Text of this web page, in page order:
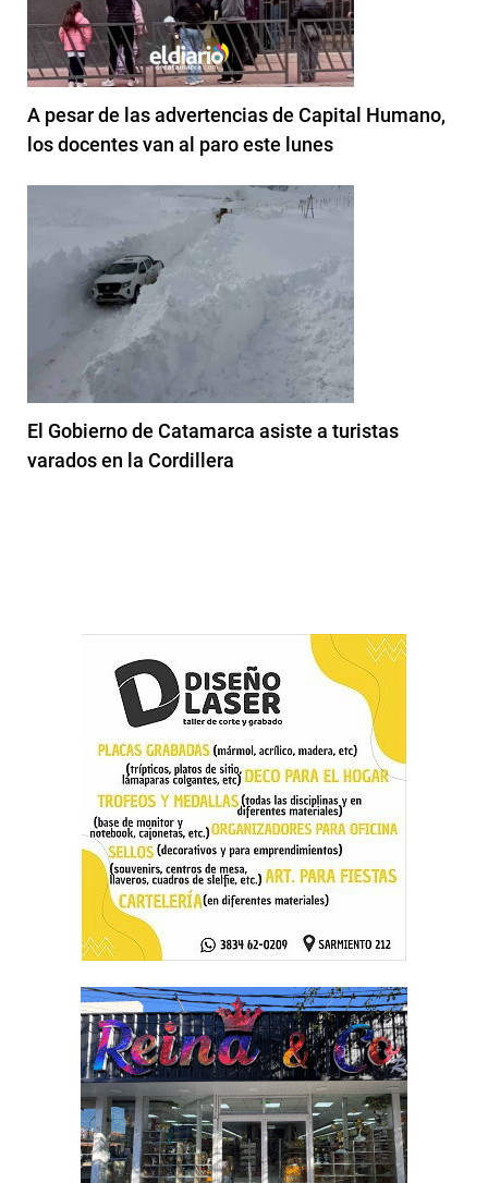
A pesar de las advertencias de Capital Humano,
los docentes van al paro este lunes
El Gobierno de Catamarca asiste a turistas
varados en la Cordillera